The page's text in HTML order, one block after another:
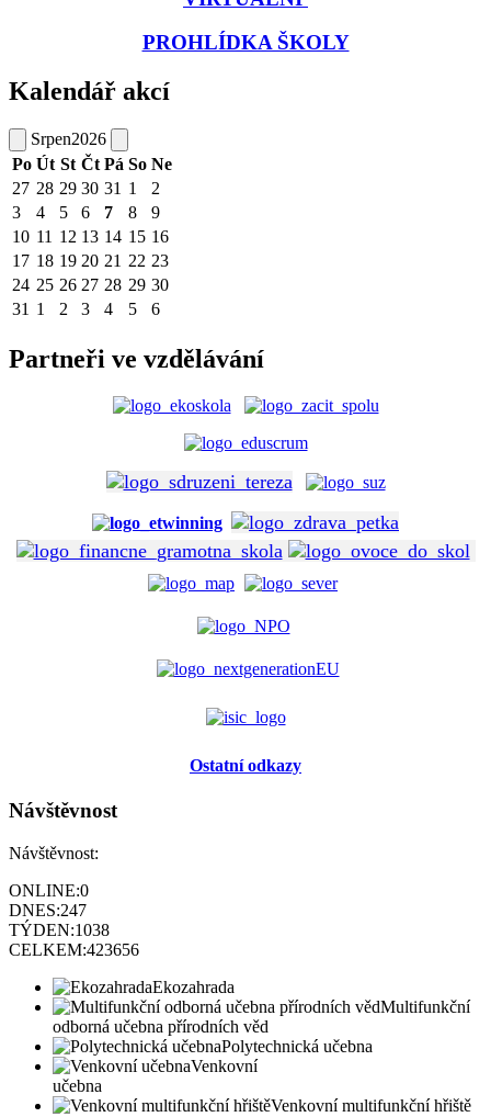
PROHLÍDKA ŠKOLY
Kalendář akcí
Srpen2026
Po Út St Čt Pá So Ne
27 28 29 30 31 1
2
3
4 5 6 7 8
9
10 11 12 13 14 15 16
17 18 19 20 21 22 23
24 25 26 27 28 29 30
31 1 2 3 4 5 6
Partneři ve vzdělávání
Ostatní odkazy
Návštěvnost
Návštěvnost:
ONLINE:0
DNES:247
TÝDEN:1038
CELKEM:423656
Ekozahrada
Multifunkční
odborná učebna přírodních věd
Polytechnická učebna
Venkovní
učebna
Venkovní multifunkční hřiště